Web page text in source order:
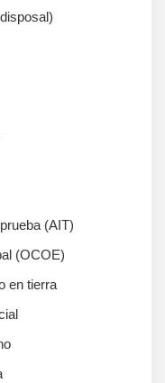
(AIT)
(OCOE)
en tierra